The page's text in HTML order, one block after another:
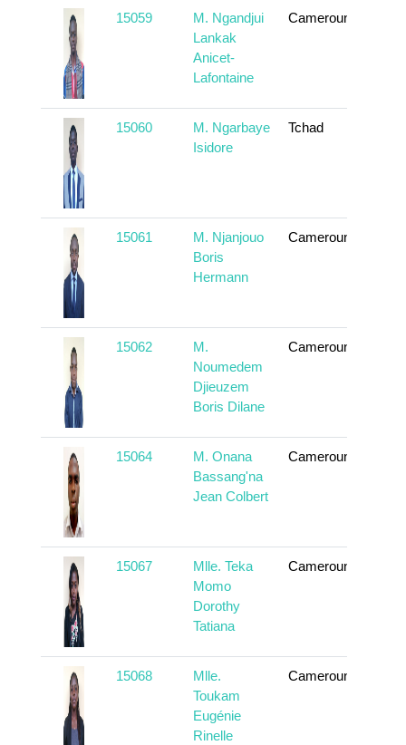
15059
M. Ngandjui
Lankak
Anicet-
Lafontaine
Cameroun
15060
M. Ngarbaye
Isidore
Tchad
15061
M. Njanjouo
Boris
Hermann
Cameroun
15062
M.
Noumedem
Djieuzem
Boris Dilane
Cameroun
15064
M. Onana
Bassang'na
Jean Colbert
Cameroun
15067
Mlle. Teka
Momo
Dorothy
Tatiana
Cameroun
15068
Mlle.
Toukam
Eugénie
Rinelle
Cameroun